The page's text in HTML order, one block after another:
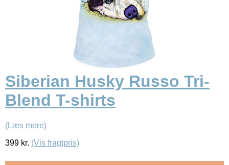
Siberian Husky Russo Tri-
Blend T-shirts
(Læs mere)
399 kr. (Vis fragtpris)